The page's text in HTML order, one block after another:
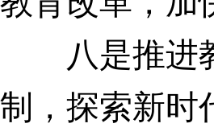
八是推进教
制，探索新时